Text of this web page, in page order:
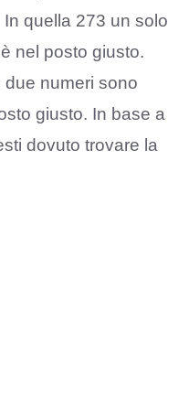
quella 273 un solo
nel posto giusto.
numeri sono
giusto. In base a
dovuto trovare la